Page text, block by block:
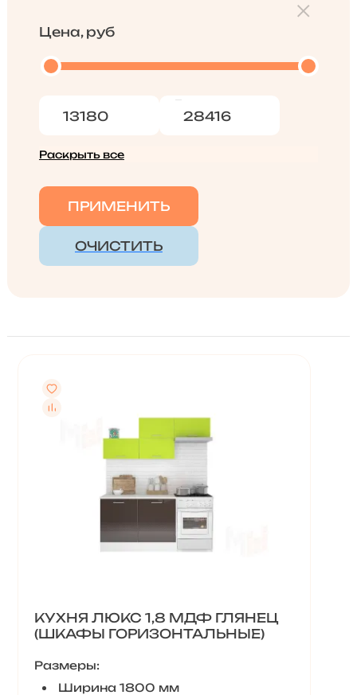
Цена, руб
Раскрыть все
ПРИМЕНИТЬ
ОЧИСТИТЬ
КУХНЯ ЛЮКС 1,8 МДФ ГЛЯНЕЦ
(ШКАФЫ ГОРИЗОНТАЛЬНЫЕ)
Размеры:
Ширина 1800 мм